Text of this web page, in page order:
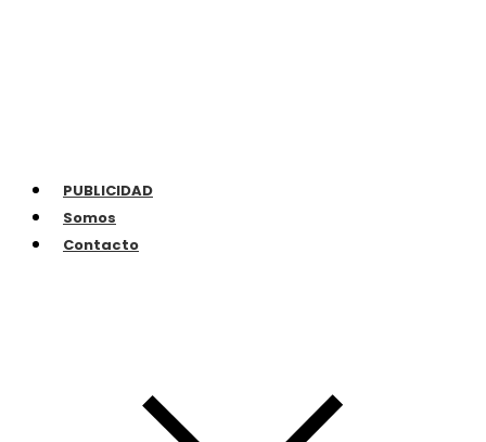
PUBLICIDAD
Somos
Contacto